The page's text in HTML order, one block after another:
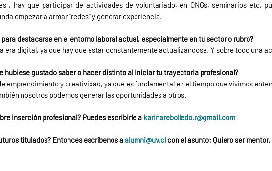
, hay que participar de actividades de voluntariado, en ONGs, seminarios etc,
empezar a armar "redes" y generar experiencia.
destacarse en el entorno laboral actual, especialmente en tu sector o rubro?
era digital, ya que hay que estar constantemente actualizándose. Y sobre todo una
hubiese gustado saber o hacer distinto al iniciar tu trayectoria profesional?
emprendimiento y creatividad, ya que es fundamental en el tiempo que vivimos
nosotros podemos generar las oportunidades a otros.
inserción profesional? Puedes escribirle a karinarebolledo.r@gmail.com
titulados? Entonces escríbenos aalumni@uv.cl con el asunto: Quiero ser mentor.